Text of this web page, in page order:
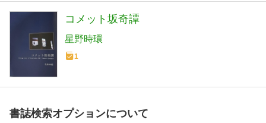
コメット坂奇譚
星野時環
1
書誌検索オプションについて